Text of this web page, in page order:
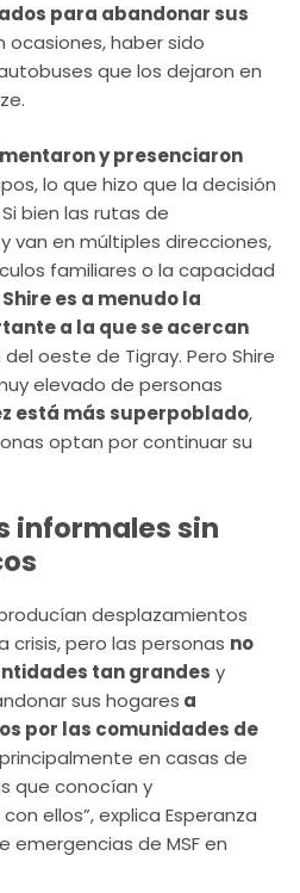
para abandonar sus
ocasiones, haber sido
que los dejaron en
y presenciaron
lo que hizo que la decisión
bien las rutas de
van en múltiples direcciones,
familiares o la capacidad
Shire es a menudo la
a la que se acercan
oeste de Tigray. Pero Shire
elevado de personas
está más superpoblado,
optan por continuar su
informales sin
desplazamientos
crisis, pero las personas no
tan grandes y
sus hogares a
por las comunidades de
en casas de
que conocían y
ellos”, explica Esperanza
emergencias de MSF en